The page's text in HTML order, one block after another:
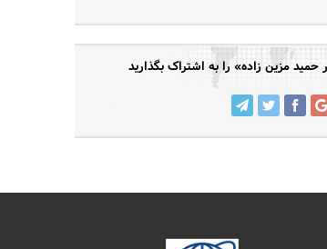
مزین زاده» را به اشتراک بگذارید